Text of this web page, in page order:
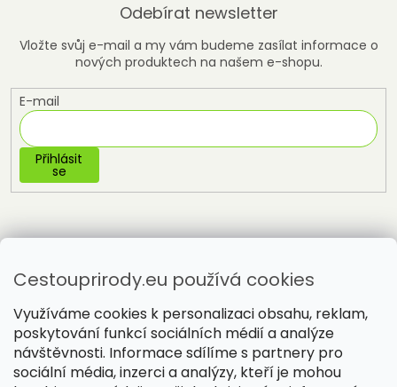
Cestouprirody.eu používá cookies
Využíváme cookies k personalizaci obsahu, reklam,
poskytování funkcí sociálních médií a analýze
návštěvnosti. Informace sdílíme s partnery pro
sociální média, inzerci a analýzy, kteří je mohou
Odebírat newsletter
Vložte svůj e-mail a my vám budeme zasílat informace o
nových produktech na našem e-shopu.
E-mail
Přihlásit
se
Vytvořil Shoptet